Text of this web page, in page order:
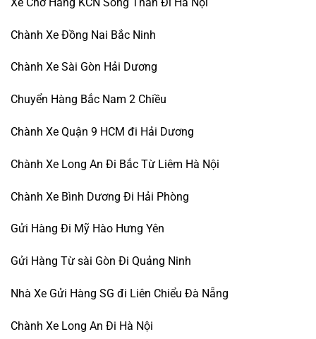
Chành Xe Đồng Nai Bắc Ninh
Chành Xe Sài Gòn Hải Dương
Chuyển Hàng Bắc Nam 2 Chiều
Chành Xe Quận 9 HCM đi Hải Dương
Chành Xe Long An Đi Bắc Từ Liêm Hà Nội
Chành Xe Bình Dương Đi Hải Phòng
Gửi Hàng Đi Mỹ Hào Hưng Yên
Gửi Hàng Từ sài Gòn Đi Quảng Ninh
Nhà Xe Gửi Hàng SG đi Liên Chiểu Đà Nẵng
Chành Xe Long An Đi Hà Nội